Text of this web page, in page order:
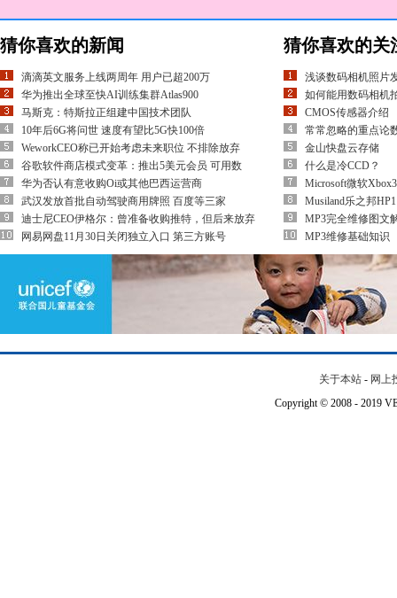
猜你喜欢的新闻
滴滴英文服务上线两周年 用户已超200万
华为推出全球至快AI训练集群Atlas900
马斯克：特斯拉正组建中国技术团队
10年后6G将问世 速度有望比5G快100倍
WeworkCEO称已开始考虑未来职位 不排除放弃
谷歌软件商店模式变革：推出5美元会员 可用数
华为否认有意收购Oi或其他巴西运营商
武汉发放首批自动驾驶商用牌照 百度等三家
迪士尼CEO伊格尔：曾准备收购推特，但后来放弃
网易网盘11月30日关闭独立入口 第三方账号
猜你喜欢的关
浅谈数码相机照片
如何能用数码相机
CMOS传感器介绍
常常忽略的重点论
金山快盘云存储
什么是冷CCD？
Microsoft微软
Musiland乐之邦
MP3完全维修图文
MP3维修基础知识
关于本站 - 网上
Copyright © 2008 - 2019